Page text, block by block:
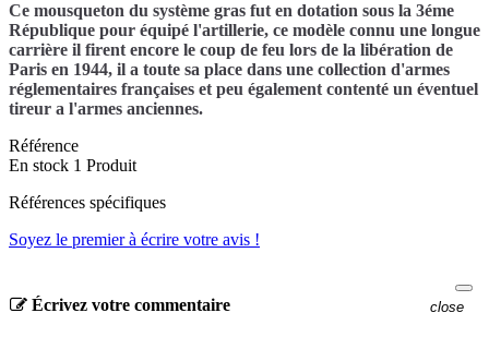
Ce mousqueton du système gras fut en dotation sous la 3éme
République pour équipé l'artillerie, ce modèle connu une longue
carrière il firent encore le coup de feu lors de la libération de
Paris en 1944, il a toute sa place dans une collection d'armes
réglementaires françaises et peu également contenté un éventuel
tireur a l'armes anciennes.
Référence
En stock 1 Produit
Références spécifiques
Soyez le premier à écrire votre avis !
Écrivez votre commentaire close